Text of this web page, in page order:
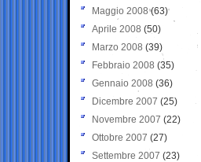
Maggio 2008(63)
Aprile 2008 (50)
Marzo 2008 (39)
Febbraio 2008 (35)
Gennaio 2008 (36)
Dicembre 2007 (25)
Novembre 2007 (22)
Ottobre 2007 (27)
Settembre 2007 (23)